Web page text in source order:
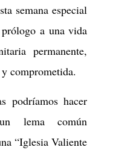
semana especial
a una vida
permanente,
comprometida.
podríamos hacer
lema común
“Iglesia Valiente